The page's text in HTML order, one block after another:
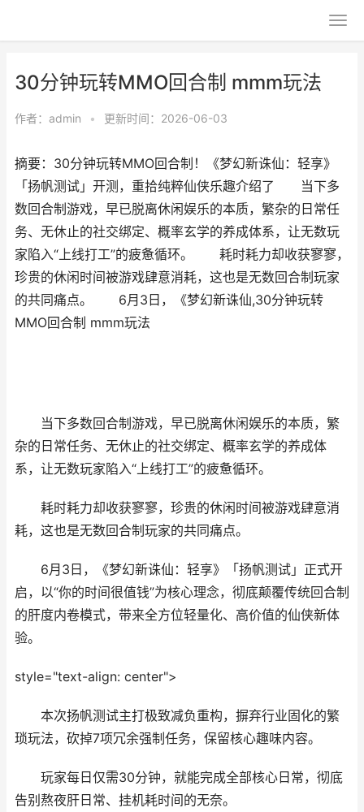
30分钟玩转MMO回合制 mmm玩法
作者： admin • 更新时间：2026-06-03
摘要：30分钟玩转MMO回合制！《梦幻新诛仙：轻享》
「扬帆测试」开测，重拾纯粹仙侠乐趣介绍了 当下多
数回合制游戏，早已脱离休闲娱乐的本质，繁杂的日常任
务、无休止的社交绑定、概率玄学的养成体系，让无数玩
家陷入“上线打工”的疲惫循环。 耗时耗力却收获寥寥，
珍贵的休闲时间被游戏肆意消耗，这也是无数回合制玩家
的共同痛点。 6月3日，《梦幻新诛仙,30分钟玩转
MMO回合制 mmm玩法
当下多数回合制游戏，早已脱离休闲娱乐的本质，繁
杂的日常任务、无休止的社交绑定、概率玄学的养成体
系，让无数玩家陷入“上线打工”的疲惫循环。
耗时耗力却收获寥寥，珍贵的休闲时间被游戏肆意消
耗，这也是无数回合制玩家的共同痛点。
6月3日，《梦幻新诛仙：轻享》「扬帆测试」正式开
启，以“你的时间很值钱”为核心理念，彻底颠覆传统回合制
的肝度内卷模式，带来全方位轻量化、高价值的仙侠新体
验。
style="text-align: center">
本次扬帆测试主打极致减负重构，摒弃行业固化的繁
琐玩法，砍掉7项冗余强制任务，保留核心趣味内容。
玩家每日仅需30分钟，就能完成全部核心日常，彻底
告别熬夜肝日常、挂机耗时间的无奈。